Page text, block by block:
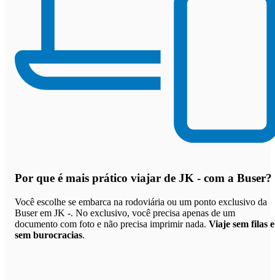
Por que é mais prático viajar de JK - com a Buser?
Você escolhe se embarca na rodoviária ou um ponto exclusivo da
Buser em JK -. No exclusivo, você precisa apenas de um
documento com foto e não precisa imprimir nada. Viaje sem filas e
sem burocracias.